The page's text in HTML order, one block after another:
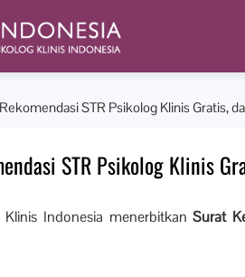
STR Psikolog Klinis Gratis,
STR Psikolog Klinis
Klinis Indonesia menerbitkanSurat